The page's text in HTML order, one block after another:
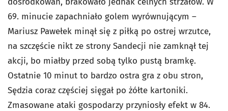
69. minucie zapachniało golem wyrównującym –
Mariusz Pawełek minął się z piłką po ostrej wrzutce,
na szczęście nikt ze strony Sandecji nie zamknął tej
akcji, bo miałby przed sobą tylko pustą bramkę.
Ostatnie 10 minut to bardzo ostra gra z obu stron,
Sędzia coraz częściej sięgał po żółte kartoniki.
Zmasowane ataki gospodarzy przyniosły efekt w 84.